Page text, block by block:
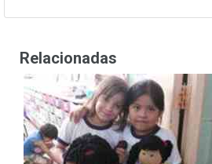
Relacionadas